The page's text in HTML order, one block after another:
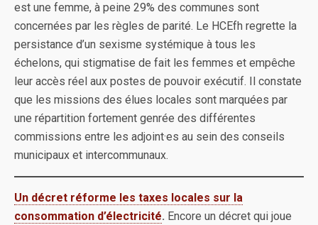
est une femme, à peine 29% des communes sont
concernées par les règles de parité. Le HCEfh regrette la
persistance d’un sexisme systémique à tous les
échelons, qui stigmatise de fait les femmes et empêche
leur accès réel aux postes de pouvoir exécutif. Il constate
que les missions des élues locales sont marquées par
une répartition fortement genrée des différentes
commissions entre les adjoint·es au sein des conseils
municipaux et intercommunaux.
Un décret réforme les taxes locales sur la
consommation d’électricité. Encore un décret qui joue